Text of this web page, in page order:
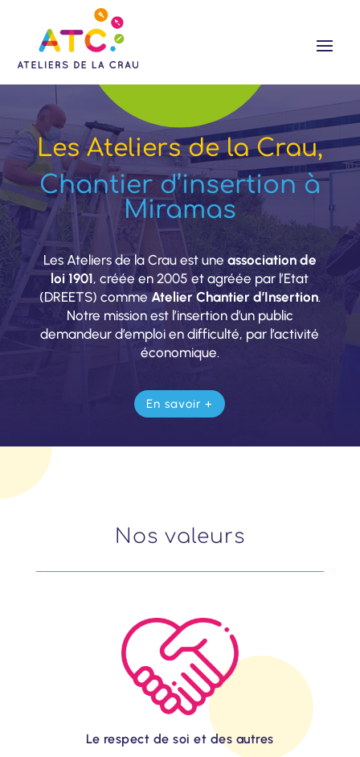
Les Ateliers de la Crau,
Chantier d’insertion à
Miramas
Les Ateliers de la Crau est une association de
loi 1901, créée en 2005 et agréée par l’Etat
(DREETS) commeAtelier Chantier d’Insertion.
Notre mission est l’insertion d’un public
demandeur d’emploi en difficulté, par l’activité
économique.
En savoir +
Nos valeurs
Le respect de soi et des autres